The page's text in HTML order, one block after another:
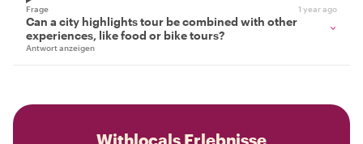
Frage 1 year ago
Can a city highlights tour be combined with other
experiences, like food or bike tours?
Antwort anzeigen
Withlocals Erlebnisse